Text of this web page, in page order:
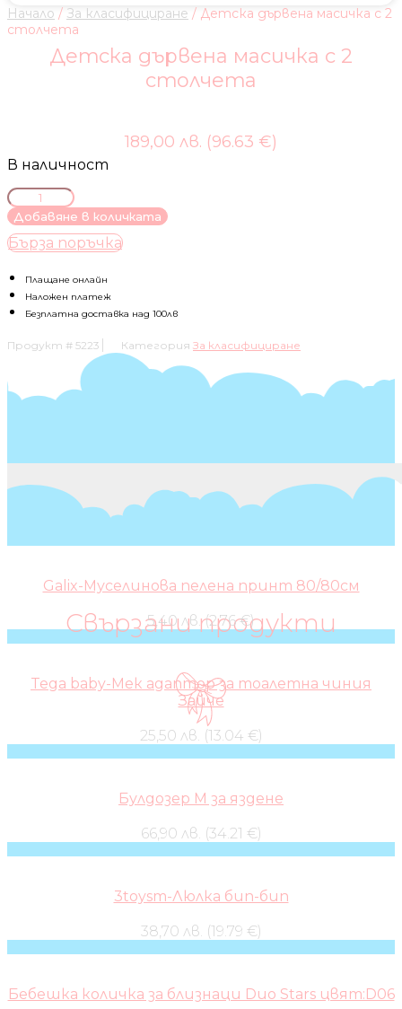
Начало / За класифициране / Детска дървена масичка с 2
столчета
Детска дървена масичка с 2
столчета
189,00 лв. (96.63 €)
В наличност
количество
за
Детска
дървена
с
2
столчета
Добавяне в количката
Бърза поръчка
Плащане онлайн
Наложен платеж
Безплатна доставка над 100лв
Продукт # 5223 Категория За класифициране
Свързани продукти
Galix-Муселинова пелена принт 80/80см
5,40 лв. (2.76 €)
Tega baby-Мек адаптор за тоалетна чиния
Зайче
25,50 лв. (13.04 €)
Булдозер M за яздене
66,90 лв. (34.21 €)
3toysm-Люлка бип-бип
38,70 лв. (19.79 €)
Бебешка количка за близнаци Duo Stars цвят:D06